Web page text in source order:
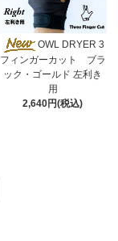
OWL DRYER 3
フィンガーカット ブラ
ック・ゴールド 左利き
用
2,640円(税込)